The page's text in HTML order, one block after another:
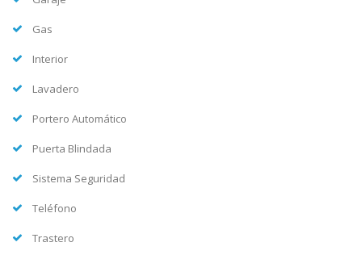
Gas
Interior
Lavadero
Portero Automático
Puerta Blindada
Sistema Seguridad
Teléfono
Trastero